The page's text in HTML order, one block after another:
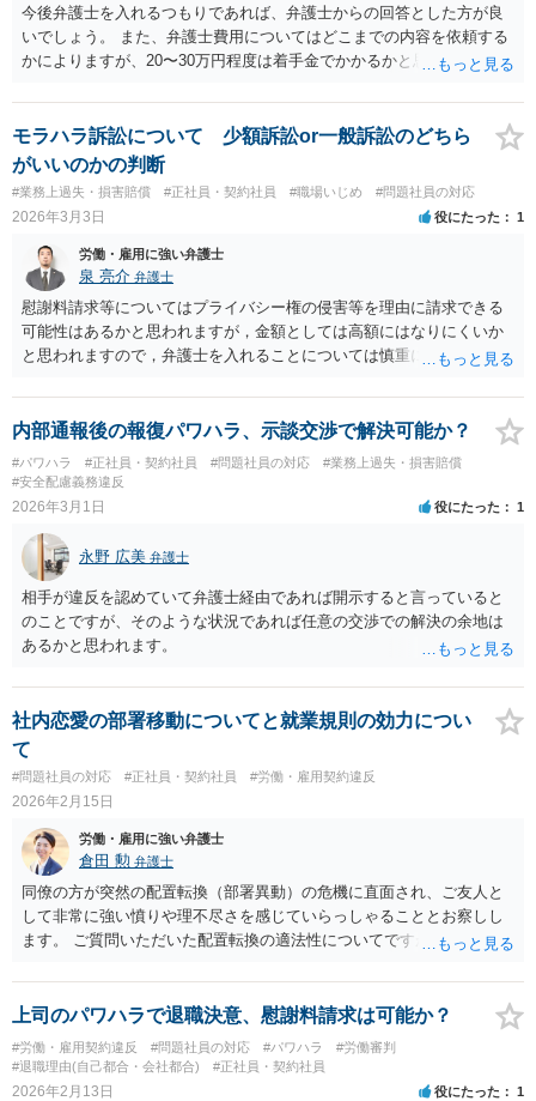
今後弁護士を入れるつもりであれば、弁護士からの回答とした方が良
いでしょう。 また、弁護士費用についてはどこまでの内容を依頼する
かによりますが、20〜30万円程度は着手金でかかるかと思われます。
モラハラ訴訟について 少額訴訟or一般訴訟のどちら
がいいのかの判断
#業務上過失・損害賠償 #正社員・契約社員 #職場いじめ #問題社員の対応
2026年3月3日 役にたった 1
労働・雇用に強い弁護士
泉 亮介 弁護士
慰謝料請求等についてはプライバシー権の侵害等を理由に請求できる
可能性はあるかと思われますが，金額としては高額にはなりにくいか
と思われますので，弁護士を入れることについては慎重に検討された
内部通報後の報復パワハラ、示談交渉で解決可能か？
#パワハラ #正社員・契約社員 #問題社員の対応
#業務上過失・損害賠償
#安全配慮義務違反
2026年3月1日 役にたった 1
永野 広美 弁護士
相手が違反を認めていて弁護士経由であれば開示すると言っていると
のことですが、そのような状況であれば任意の交渉での解決の余地は
あるかと思われます。
社内恋愛の部署移動についてと就業規則の効力につい
て
#問題社員の対応 #正社員・契約社員 #労働・雇用契約違反
2026年2月15日
労働・雇用に強い弁護士
倉田 勲 弁護士
同僚の方が突然の配置転換（部署異動）の危機に直面され、ご友人と
して非常に強い憤りや理不尽さを感じていらっしゃることとお察しし
ます。 ご質問いただいた配置転換の適法性についてですが、単なる
効とされる可能性が高いとは思われます。企業には広範な人事権が認
められていますが、プライベートな男女交際は本来自由であり、仕事
上の支障（業務能率の著しい低下や職場秩序の乱れ）が具体的に生じ
ていない限り、それを理由とした異動は「人事権の濫用」と判断され
やすいためです。 また、社内恋愛を禁止する就業規則の効力について
上司のパワハラで退職決意、慰謝料請求は可能か？
#労働・雇用契約違反 #問題社員の対応 #パワハラ
#労働審判
#退職理由(自己都合・会社都合)
#正社員・契約社員
2026年2月13日 役にたった 1